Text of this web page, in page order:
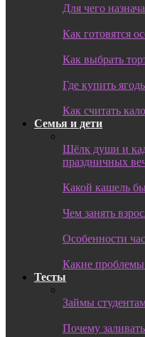
Для чего
Как готовятся
Как выбрать
Где купить
Как считать
Семья и дети
Шёлк души и
праздничных
Какой кашель
Чем занять
Особенности
Какие проблемы
Тесты
Займы
Почему